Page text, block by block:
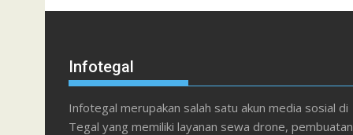
Infotegal
Infotegal merupakan salah satu akun media sosial di
Tegal yang memiliki layanan sewa drone, pembuatan